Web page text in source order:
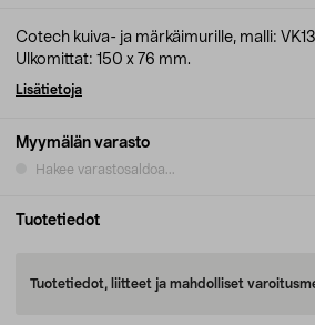
Myymälän varasto
Hakee varastosaldoa...
Cotech kuiva- ja märkäimurille, malli:
Ulkomittat: 150 x 76 mm.
Lisätietoja
Tuotetiedot
Tuotetiedot, liitteet ja mahdolliset